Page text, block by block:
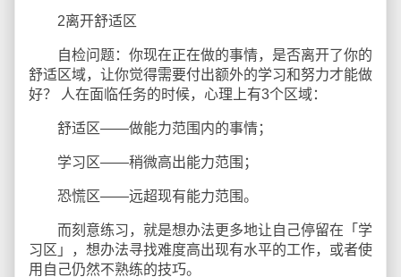
2离开舒适区
自检问题：你现在正在做的事情，是否离开了你的
舒适区域，让你觉得需要付出额外的学习和努力才能做
好？ 人在面临任务的时候，心理上有3个区域：
舒适区——做能力范围内的事情；
学习区——稍微高出能力范围；
恐慌区——远超现有能力范围。
而刻意练习，就是想办法更多地让自己停留在「学
习区」，想办法寻找难度高出现有水平的工作，或者使
用自己仍然不熟练的技巧。